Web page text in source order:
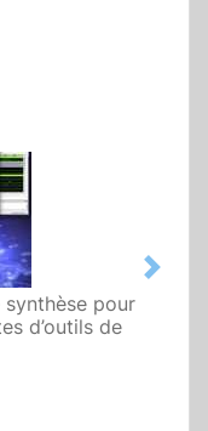
pour
d’outils de
Next